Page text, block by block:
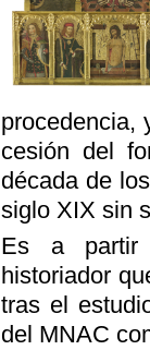
procedencia,
cesión del
década de
siglo XIX sin
Es a partir
historiador
tras el
del MNAC